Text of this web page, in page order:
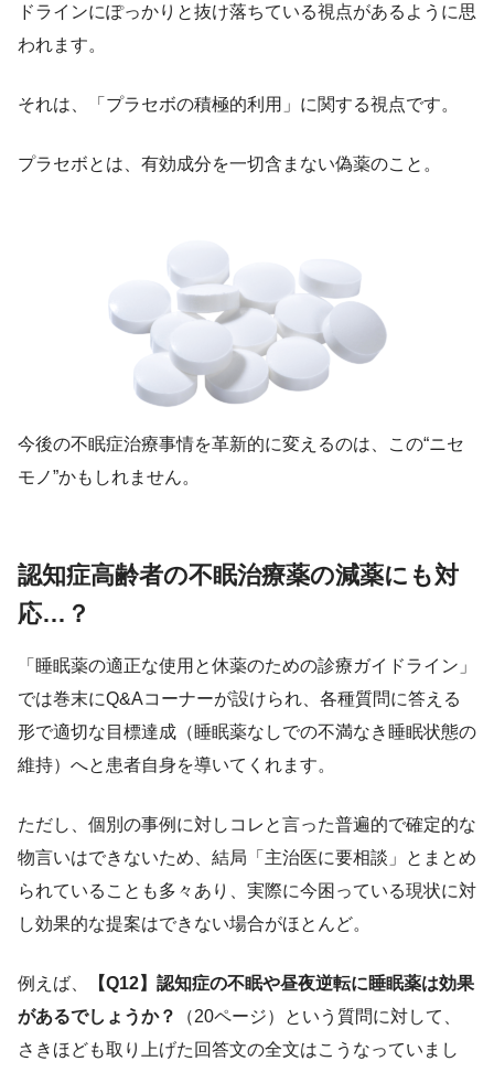
ドラインにぽっかりと抜け落ちている視点があるように思
われます。
それは、「プラセボの積極的利用」に関する視点です。
プラセボとは、有効成分を一切含まない偽薬のこと。
今後の不眠症治療事情を革新的に変えるのは、この“ニセ
モノ”かもしれません。
認知症高齢者の不眠治療薬の減薬にも対
応…？
「睡眠薬の適正な使用と休薬のための診療ガイドライン」
では巻末にQ&Aコーナーが設けられ、各種質問に答える
形で適切な目標達成（睡眠薬なしでの不満なき睡眠状態の
維持）へと患者自身を導いてくれます。
ただし、個別の事例に対しコレと言った普遍的で確定的な
物言いはできないため、結局「主治医に要相談」とまとめ
られていることも多々あり、実際に今困っている現状に対
し効果的な提案はできない場合がほとんど。
例えば、
【Q12】認知症の不眠や昼夜逆転に睡眠薬は効果
があるでしょうか？
（20ページ）という質問に対して、
さきほども取り上げた回答文の全文はこうなっていまし